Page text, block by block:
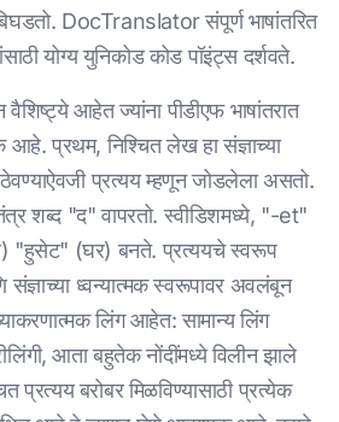
DocTranslator संपूर्ण भाषांतरित
योग्य युनिकोड कोड पॉइंट्स दर्शवते.
वैशिष्ट्ये आहेत ज्यांना पीडीएफ भाषांतरात
आहे. प्रथम, निश्चित लेख हा संज्ञाच्या
प्रत्यय म्हणून जोडलेला असतो.
शब्द "द" वापरतो. स्वीडिशमध्ये, "-et"
"हुसेट" (घर) बनते. प्रत्ययचे स्वरूप
संज्ञाच्या ध्वन्यात्मक स्वरूपावर अवलंबून
लिंग आहेत: सामान्य लिंग
आता बहुतेक नोंदींमध्ये विलीन झाले
बरोबर मिळविण्यासाठी प्रत्येक